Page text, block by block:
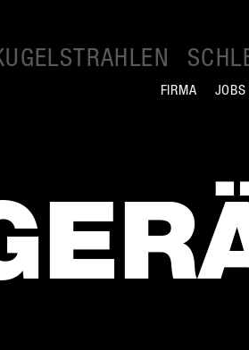
FIRMA JOBS